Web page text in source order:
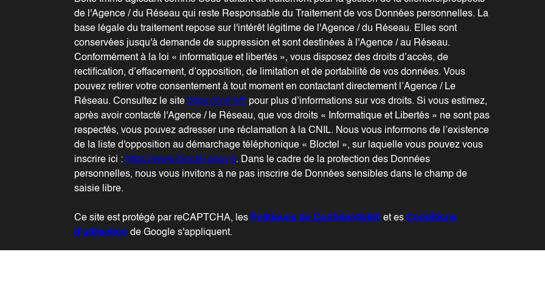
de l'Agence / du Réseau qui reste Responsable du Traitement de vos Données personnelles. La
base légale du traitement repose sur l'intérêt légitime de l'Agence / du Réseau. Elles sont
conservées jusqu'à demande de suppression et sont destinées à l'Agence / au Réseau.
Conformément à la loi « informatique et libertés », vous disposez des droits d’accès, de
rectification, d’effacement, d’opposition, de limitation et de portabilité de vos données. Vous
pouvez retirer votre consentement à tout moment en contactant directement l’Agence / Le
Réseau. Consultez le site https://cnil.fr/frpour plus d’informations sur vos droits. Si vous estimez,
après avoir contacté l'Agence / le Réseau, que vos droits « Informatique et Libertés » ne sont pas
respectés, vous pouvez adresser une réclamation à la CNIL. Nous vous informons de l’existence
de la liste d'opposition au démarchage téléphonique « Bloctel », sur laquelle vous pouvez vous
inscrire ici : https://www.bloctel.gouv.fr. Dans le cadre de la protection des Données
personnelles, nous vous invitons à ne pas inscrire de Données sensibles dans le champ de
saisie libre.
Ce site est protégé par reCAPTCHA, les Politiques de Confidentialité et es Conditions
d'utilisation de Google s'appliquent.